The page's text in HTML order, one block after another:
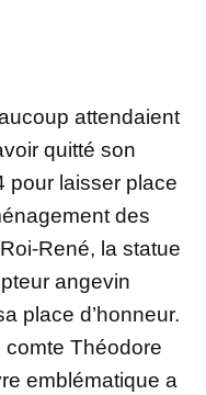
attendaient
quitté son
pour laisser place
des
René, la statue
angevin
place d’honneur.
Théodore
emblématique a